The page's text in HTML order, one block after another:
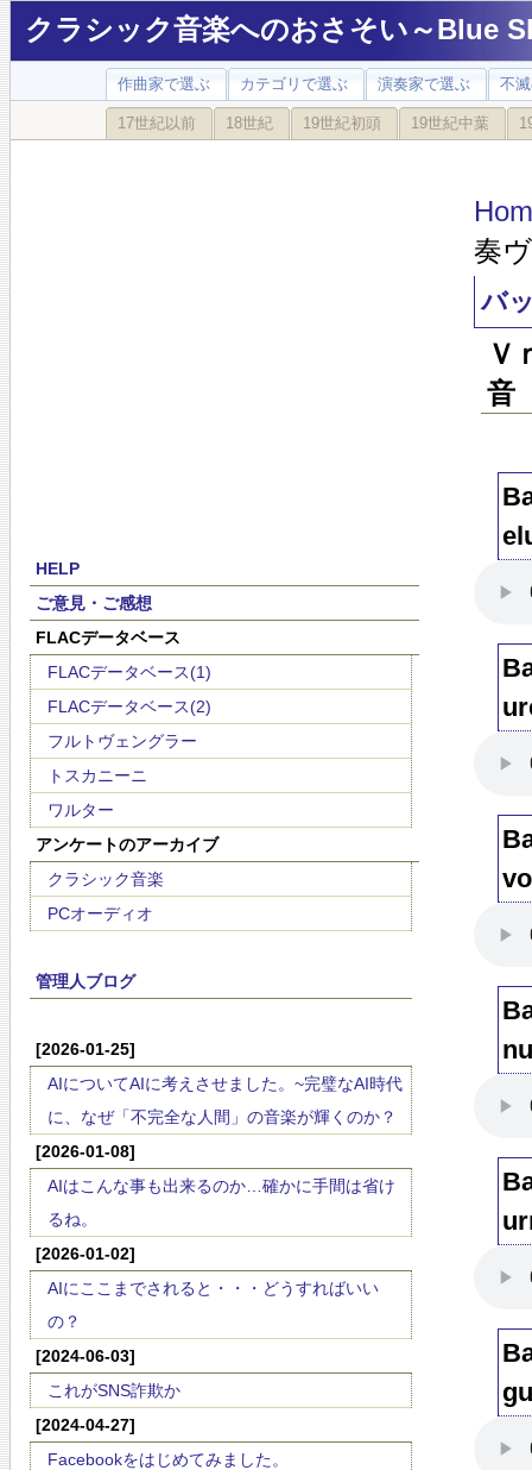
クラシック音楽へのおさそい～Blue
作曲家で選ぶ カテゴリで選ぶ 演奏家で選ぶ 不
17世紀以前 18世紀 19世紀初頭 19世紀中葉
HELP
ご意見・ご感想
FLACデータベース
FLACデータベース(1)
FLACデータベース(2)
フルトヴェングラー
トスカニーニ
ワルター
アンケートのアーカイブ
クラシック音楽
PCオーディオ
管理人ブログ
[2026-01-25]
AIについてAIに考えさせました。~完璧なAI時代
に、なぜ「不完全な人間」の音楽が輝くのか？
[2026-01-08]
AIはこんな事も出来るのか…確かに手間は省け
るね。
[2026-01-02]
AIにここまでされると・・・どうすればいい
の？
[2024-06-03]
これがSNS詐欺か
[2024-04-27]
Facebookをはじめてみました。
奏
バ
Ｖ
音